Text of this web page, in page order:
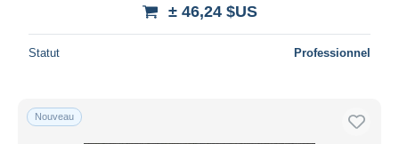
± 46,24 $US
Statut Professionnel
Nouveau